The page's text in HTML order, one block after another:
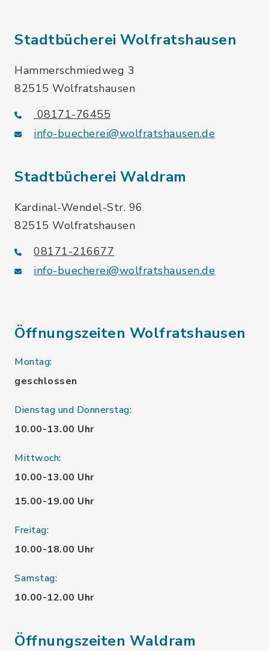
Stadtbücherei Wolfratshausen
Hammerschmiedweg 3
82515 Wolfratshausen
08171-76455
info-buecherei@wolfratshausen.de
Stadtbücherei Waldram
Kardinal-Wendel-Str. 96
82515 Wolfratshausen
08171-216677
info-buecherei@wolfratshausen.de
Öffnungszeiten Wolfratshausen
Montag:
geschlossen
Dienstag und Donnerstag:
10.00-13.00 Uhr
Mittwoch:
10.00-13.00 Uhr
15.00-19.00 Uhr
Freitag:
10.00-18.00 Uhr
Samstag:
10.00-12.00 Uhr
Öffnungszeiten Waldram